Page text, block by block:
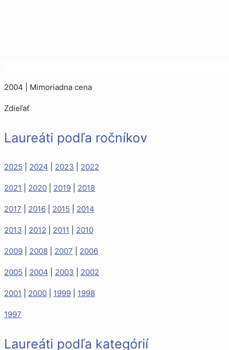
2004 | Mimoriadna cena
Zdieľať
Laureáti podľa ročníkov
2025 2024 2023 2022
2021 2020 2019 2018
2017 2016 2015 2014
2013 2012 2011 2010
2009 2008 2007 2006
2005 2004 2003 2002
2001 2000 1999 1998
1997
Laureáti podľa kategórií